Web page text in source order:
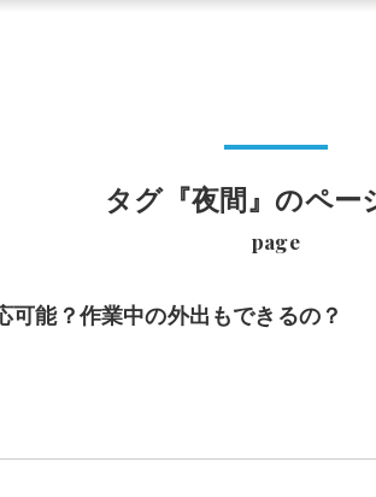
タグ『夜間』のペー
page
能？作業中の外出もできるの？